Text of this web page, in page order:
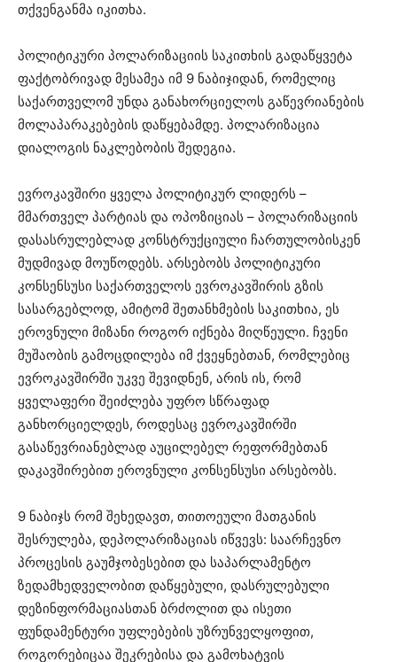
თქვენგანმა იკითხა.
პოლიტიკური პოლარიზაციის საკითხის გადაწყვეტა
ფაქტობრივად მესამეა იმ 9 ნაბიჯიდან, რომელიც
საქართველომ უნდა განახორციელოს გაწევრიანების
მოლაპარაკებების დაწყებამდე. პოლარიზაცია
დიალოგის ნაკლებობის შედეგია.
ევროკავშირი ყველა პოლიტიკურ ლიდერს –
მმართველ პარტიას და ოპოზიციას – პოლარიზაციის
დასასრულებლად კონსტრუქციული ჩართულობისკენ
მუდმივად მოუწოდებს. არსებობს პოლიტიკური
კონსენსუსი საქართველოს ევროკავშირის გზის
სასარგებლოდ, ამიტომ შეთანხმების საკითხია, ეს
ეროვნული მიზანი როგორ იქნება მიღწეული. ჩვენი
მუშაობის გამოცდილება იმ ქვეყნებთან, რომლებიც
ევროკავშირში უკვე შევიდნენ, არის ის, რომ
ყველაფერი შეიძლება უფრო სწრაფად
განხორციელდეს, როდესაც ევროკავშირში
გასაწევრიანებლად აუცილებელ რეფორმებთან
დაკავშირებით ეროვნული კონსენსუსი არსებობს.
9 ნაბიჯს რომ შეხედავთ, თითოეული მათგანის
შესრულება, დეპოლარიზაციას იწვევს: საარჩევნო
პროცესის გაუმჯობესებით და საპარლამენტო
ზედამხედველობით დაწყებული, დასრულებული
დეზინფორმაციასთან ბრძოლით და ისეთი
ფუნდამენტური უფლებების უზრუნველყოფით,
როგორებიცაა შეკრებისა და გამოხატვის